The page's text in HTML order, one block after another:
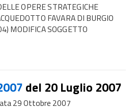
OPERE STRATEGICHE
FAVARA DI BURGIO
MODIFICA SOGGETTO
del 20 Luglio 2007
29 Ottobre 2007